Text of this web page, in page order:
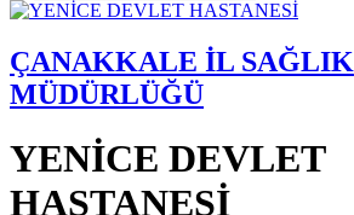
ÇANAKKALE İL SAĞLIK
MÜDÜRLÜĞÜ
YENİCE DEVLET
HASTANESİ